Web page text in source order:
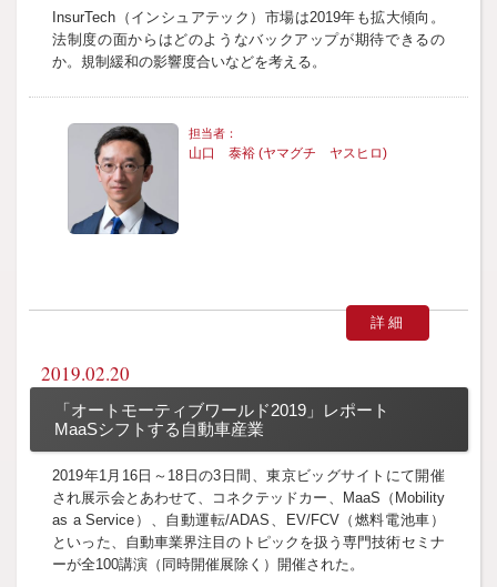
InsurTech（インシュアテック）市場は2019年も拡大傾向。
法制度の面からはどのようなバックアップが期待できるの
か。規制緩和の影響度合いなどを考える。
山口 泰裕 (ヤマグチ ヤスヒロ)
詳細
2019.02.20
「オートモーティブワールド2019」レポート
MaaSシフトする自動車産業
2019年1月16日～18日の3日間、東京ビッグサイトにて開催
され展示会とあわせて、コネクテッドカー、MaaS（Mobility
as a Service）、自動運転/ADAS、EV/FCV（燃料電池車）
といった、自動車業界注目のトピックを扱う専門技術セミナ
ーが全100講演（同時開催展除く）開催された。